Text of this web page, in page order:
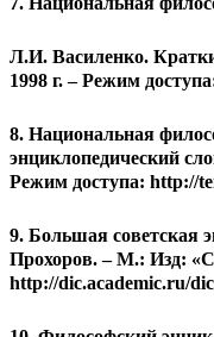
Л.И. Василенко.
1998 г. – Режим
8. Национальная
энциклопедический
Режим доступа: http://
9. Большая советская
Прохоров. – М.: Изд:
http://dic.academic.ru/